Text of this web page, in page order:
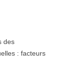
des
: facteurs